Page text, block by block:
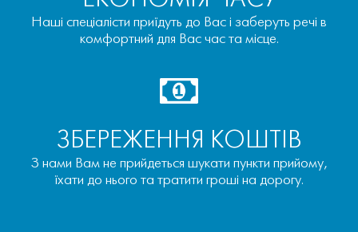
Наші спеціалісти приїдуть до Вас і заберуть речі в
комфортний для Вас час та місце.
ЗБЕРЕЖЕННЯ КОШТІВ
З нами Вам не прийдеться шукати пункти прийому,
їхати до нього та тратити гроші на дорогу.